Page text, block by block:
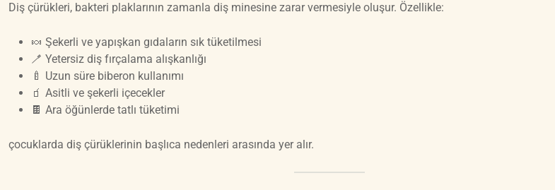
Diş çürükleri, bakteri plaklarının zamanla diş minesine zarar vermesiyle oluşur. Özellikle:
🍬 Şekerli ve yapışkan gıdaların sık tüketilmesi
🪥 Yetersiz diş fırçalama alışkanlığı
🍼 Uzun süre biberon kullanımı
🧃 Asitli ve şekerli içecekler
🍫 Ara öğünlerde tatlı tüketimi
çocuklarda diş çürüklerinin başlıca nedenleri arasında yer alır.